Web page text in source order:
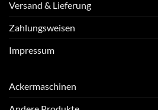
Versand & Lieferung
Zahlungsweisen
Impressum
Ackermaschinen